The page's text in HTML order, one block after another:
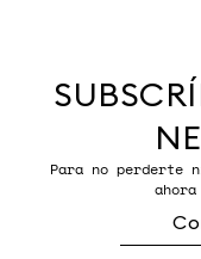
Para no perderte